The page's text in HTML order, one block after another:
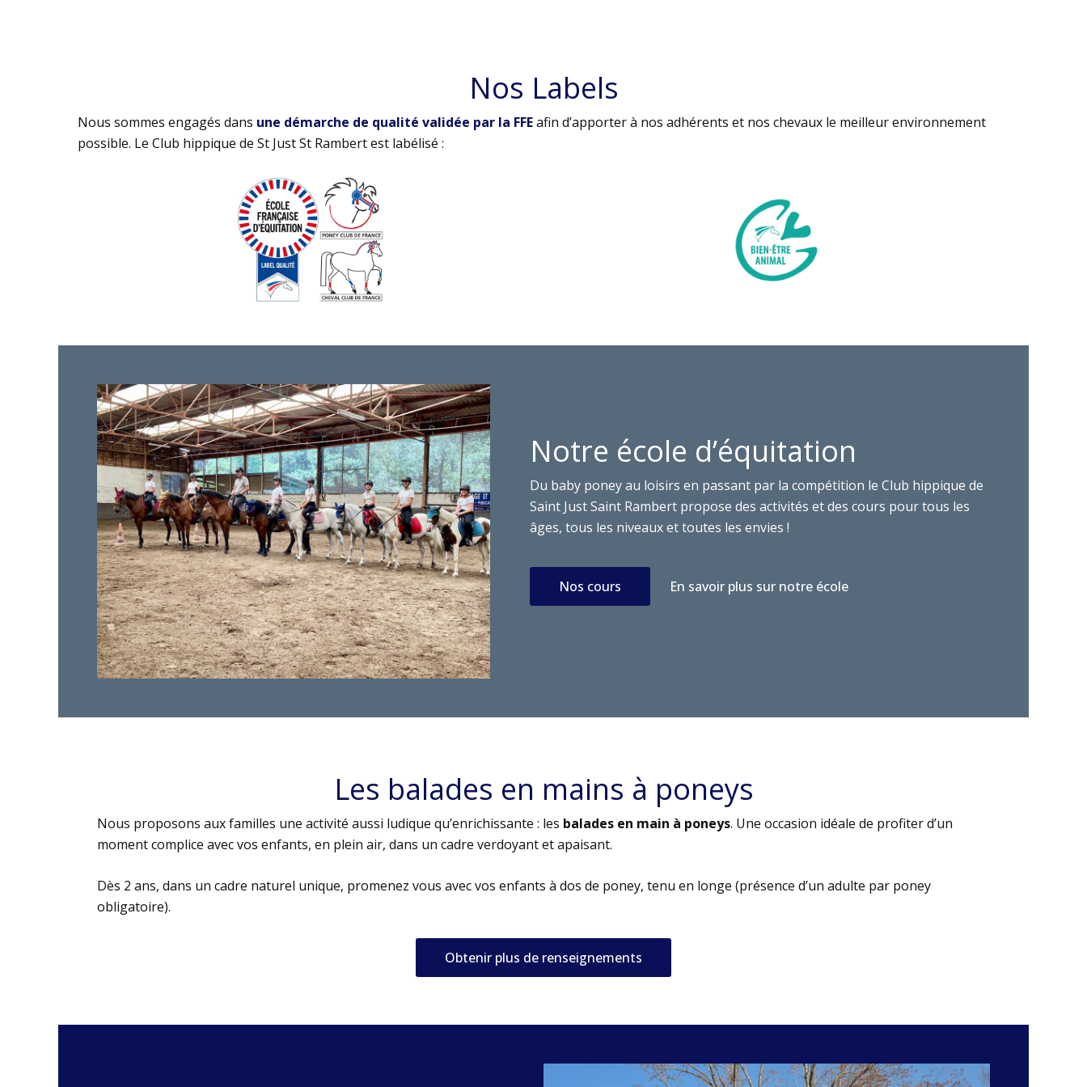
Nos Labels
Nous sommes engagés dans une démarche de qualité validée par la FFEafin d’apporter à nos adhérents et nos chevaux le meilleur environnement
possible. Le Club hippique de St Just St Rambert est labélisé :
Notre école d’équitation
Du baby poney au loisirs en passant par la compétition le Club hippique de
Saint Just Saint Rambert propose des activités et des cours pour tous les
âges, tous les niveaux et toutes les envies !
Nos cours En savoir plus sur notre école
Les balades en mains à poneys
Nous proposons aux familles une activité aussi ludique qu’enrichissante : les balades en main à poneys. Une occasion idéale de profiter d’un
moment complice avec vos enfants, en plein air, dans un cadre verdoyant et apaisant.
Dès 2 ans, dans un cadre naturel unique, promenez vous avec vos enfants à dos de poney, tenu en longe (présence d’un adulte par poney
obligatoire).
Obtenir plus de renseignements